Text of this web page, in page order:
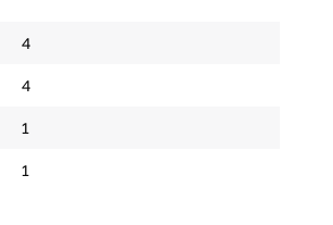
4
4
1
1